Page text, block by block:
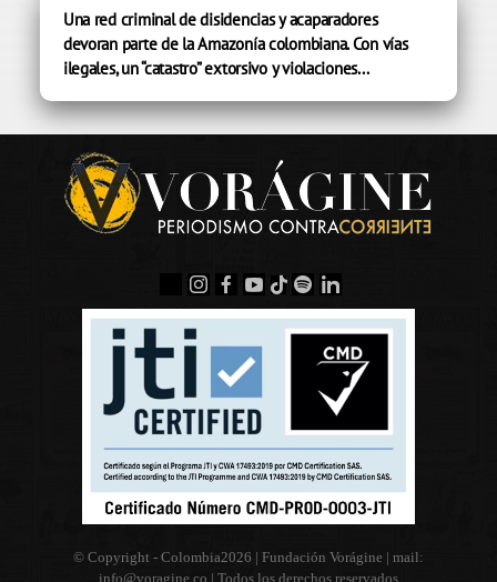
Una red criminal de disidencias y acaparadores
devoran parte de la Amazonía colombiana. Con vías
ilegales, un “catastro” extorsivo y violaciones...
© Copyright - Colombia2026 | Fundación Vorágine | mail:
info@voragine.co | Todos los derechos reservados